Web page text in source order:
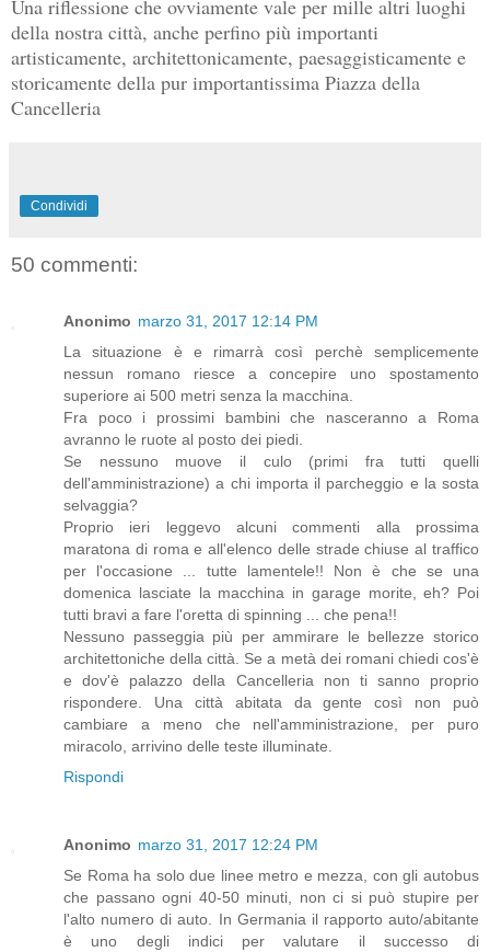
Una riflessione che ovviamente vale per mille altri luoghi
della nostra città, anche perfino più importanti
artisticamente, architettonicamente, paesaggisticamente e
storicamente della pur importantissima Piazza della
Cancelleria
Condividi
50 commenti:
Anonimo marzo 31, 2017 12:14 PM
La situazione è e rimarrà così perchè semplicemente
nessun romano riesce a concepire uno spostamento
superiore ai 500 metri senza la macchina.
Fra poco i prossimi bambini che nasceranno a Roma
avranno le ruote al posto dei piedi.
Se nessuno muove il culo (primi fra tutti quelli
dell'amministrazione) a chi importa il parcheggio e la sosta
selvaggia?
Proprio ieri leggevo alcuni commenti alla prossima
maratona di roma e all'elenco delle strade chiuse al traffico
per l'occasione ... tutte lamentele!! Non è che se una
domenica lasciate la macchina in garage morite, eh? Poi
tutti bravi a fare l'oretta di spinning ... che pena!!
Nessuno passeggia più per ammirare le bellezze storico
architettoniche della città. Se a metà dei romani chiedi cos'è
e dov'è palazzo della Cancelleria non ti sanno proprio
rispondere. Una città abitata da gente così non può
cambiare a meno che nell'amministrazione, per puro
miracolo, arrivino delle teste illuminate.
Rispondi
Anonimo marzo 31, 2017 12:24 PM
Se Roma ha solo due linee metro e mezza, con gli autobus
che passano ogni 40-50 minuti, non ci si può stupire per
l'alto numero di auto. In Germania il rapporto auto/abitante
è uno degli indici per valutare il successo di